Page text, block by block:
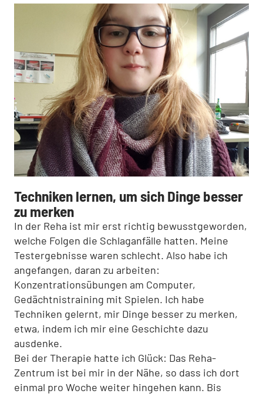
:
Techniken lernen, um sich Dinge besser
zu merken
In der Reha ist mir erst richtig bewusstgeworden,
welche Folgen die Schlaganfälle hatten. Meine
Testergebnisse waren schlecht. Also habe ich
angefangen, daran zu arbeiten:
Konzentrationsübungen am Computer,
Gedächtnistraining mit Spielen. Ich habe
Techniken gelernt, mir Dinge besser zu merken,
etwa, indem ich mir eine Geschichte dazu
ausdenke.
Bei der Therapie hatte ich Glück: Das Reha-
Zentrum ist bei mir in der Nähe, so dass ich dort
einmal pro Woche weiter hingehen kann. Bis